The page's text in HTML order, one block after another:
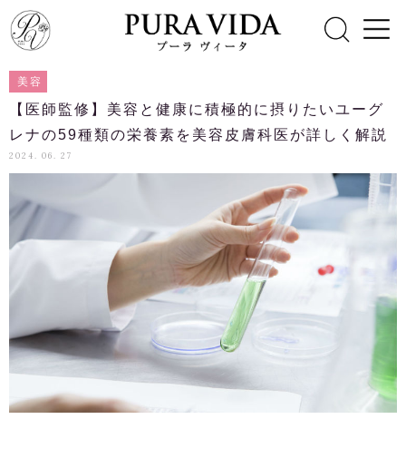
美容
【医師監修】美容と健康に積極的に摂りたいユーグ
レナの59種類の栄養素を美容皮膚科医が詳しく解説
2024. 06. 27